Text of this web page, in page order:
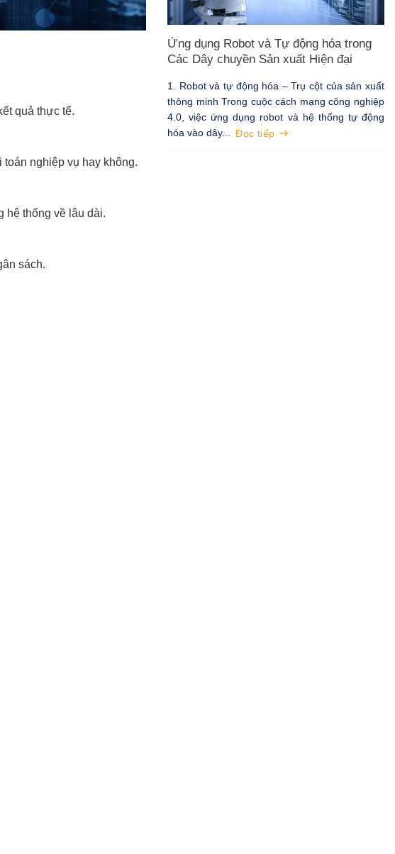
quả thực tế.
nghiệp vụ hay không.
hệ thống về lâu dài.
sách.
Ứng dụng Robot và Tự động hóa trong
Các Dây chuyền Sản xuất Hiện đại
1. Robot và tự động hóa – Trụ cột của sản xuất
thông minh Trong cuộc cách mạng công nghiệp
4.0, việc ứng dụng robot và hệ thống tự động
hóa vào dây...
Đọc tiếp